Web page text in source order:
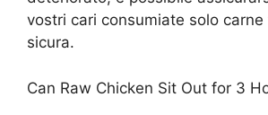
vostri cari consumiate solo carne
sicura.
Can Raw Chicken Sit Out for 3